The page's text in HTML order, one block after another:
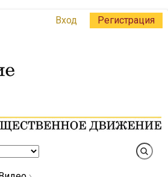
Вход Регистрация